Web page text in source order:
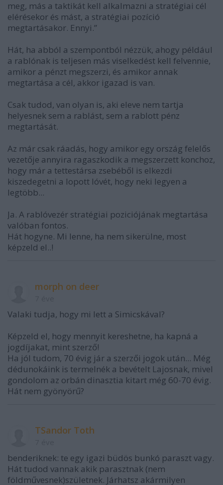
meg, más a taktikát kell alkalmazni a stratégiai cél
elérésekor és mást, a stratégiai pozíció
megtartásakor. Ennyi.”
Hát, ha abból a szempontból nézzük, ahogy például
a rablónak is teljesen más viselkedést kell felvennie,
amikor a pénzt megszerzi, és amikor annak
megtartása a cél, akkor igazad is van.
Csak tudod, van olyan is, aki eleve nem tartja
helyesnek sem a rablást, sem a rablott pénz
megtartását.
Az már csak ráadás, hogy amikor egy ország felelős
vezetője annyira ragaszkodik a megszerzett konchoz,
hogy már a tettestársa zsebéből is elkezdi
kiszedegetni a lopott lóvét, hogy neki legyen a
legtöbb...
Ja. A rablóvezér stratégiai poziciójának megtartása
valóban fontos.
Hát hogyne. Mi lenne, ha nem sikerülne, most
képzeld el..!
morph on deer
Valaki tudja, hogy mi lett a Simicskával?
Képzeld el, hogy mennyit kereshetne, ha kapná a
jogdíjakat, mint szerző!
Ha jól tudom, 70 évig jár a szerzői jogok után... Még
dédunokáink is termelnék a bevételt Lajosnak, mivel
gondolom az orbán dinasztia kitart még 60-70 évig.
Hát nem gyönyörű?
TSandor Toth
benderiknek: te egy igazi büdös bunkó paraszt vagy.
Hát tudod vannak akik parasztnak (nem
földművesnek)születnek. Járhatsz akármilyen